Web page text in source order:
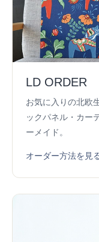
LD ORDER
お気に入りの北欧
ックパネル・カー
ーメイド。
オーダー方法を見